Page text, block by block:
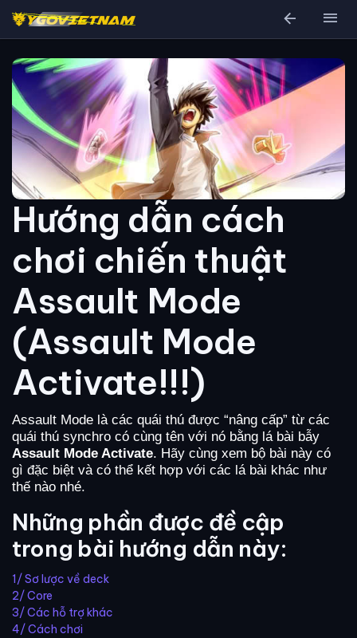
arrow_back menu
Hướng dẫn cách
chơi chiến thuật
Assault Mode
(Assault Mode
Activate!!!)
Assault Mode là các quái thú được “nâng cấp” từ các
quái thú synchro có cùng tên với nó bằng lá bài bẫy
Assault Mode Activate. Hãy cùng xem bộ bài này có
gì đặc biệt và có thể kết hợp với các lá bài khác như
thế nào nhé.
Những phần được đề cập
trong bài hướng dẫn này:
1/ Sơ lược về deck
2/ Core
3/ Các hỗ trợ khác
4/ Cách chơi